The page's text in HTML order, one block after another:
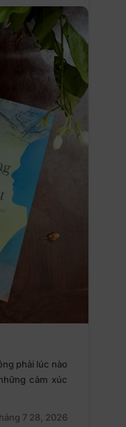
phải lúc nào
cảm xúc
7 28, 2026